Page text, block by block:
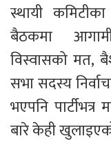
स्थायी
बैठकमा
विस्वासको मत,
सभा सदस्य
भएपनि
बारे केही